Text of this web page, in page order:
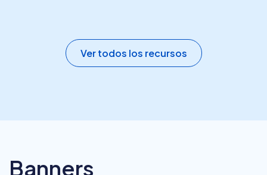
Ver todos los recursos
Banners